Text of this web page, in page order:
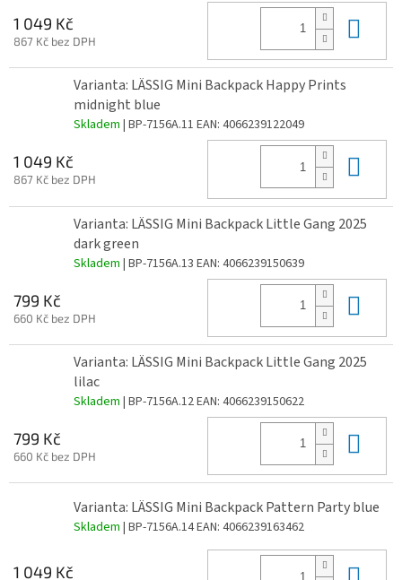
1 049 Kč
867 Kč bez DPH
Varianta: LÄSSIG Mini Backpack Happy Prints
midnight blue
Skladem | BP-7156A.11 EAN: 4066239122049
1 049 Kč
867 Kč bez DPH
Varianta: LÄSSIG Mini Backpack Little Gang 2025
dark green
Skladem | BP-7156A.13 EAN: 4066239150639
799 Kč
660 Kč bez DPH
Varianta: LÄSSIG Mini Backpack Little Gang 2025
lilac
Skladem | BP-7156A.12EAN: 4066239150622
799 Kč
660 Kč bez DPH
Varianta: LÄSSIG Mini Backpack Pattern Party blue
Skladem | BP-7156A.14EAN: 4066239163462
1 049 Kč